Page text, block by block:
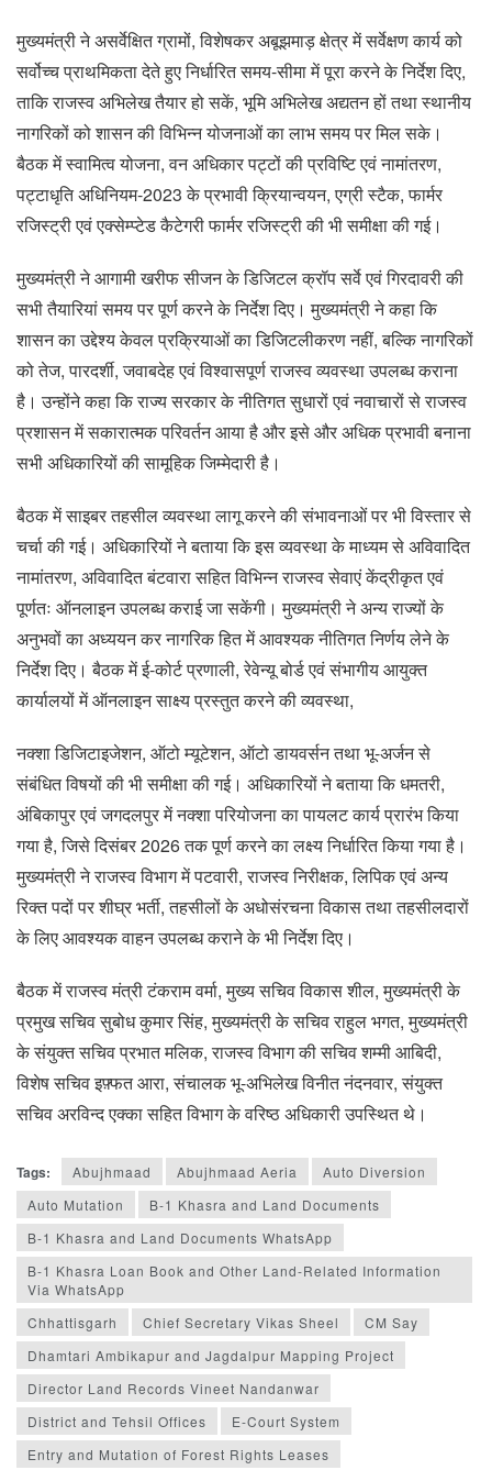
मुख्यमंत्री ने असर्वेक्षित ग्रामों, विशेषकर अबूझमाड़ क्षेत्र में सर्वेक्षण कार्य को
सर्वोच्च प्राथमिकता देते हुए निर्धारित समय-सीमा में पूरा करने के निर्देश दिए,
ताकि राजस्व अभिलेख तैयार हो सकें, भूमि अभिलेख अद्यतन हों तथा स्थानीय
नागरिकों को शासन की विभिन्न योजनाओं का लाभ समय पर मिल सके।
बैठक में स्वामित्व योजना, वन अधिकार पट्टों की प्रविष्टि एवं नामांतरण,
पट्टाधृति अधिनियम-2023 के प्रभावी क्रियान्वयन, एग्री स्टैक, फार्मर
रजिस्ट्री एवं एक्सेम्प्टेड कैटेगरी फार्मर रजिस्ट्री की भी समीक्षा की गई।
मुख्यमंत्री ने आगामी खरीफ सीजन के डिजिटल क्रॉप सर्वे एवं गिरदावरी की
सभी तैयारियां समय पर पूर्ण करने के निर्देश दिए। मुख्यमंत्री ने कहा कि
शासन का उद्देश्य केवल प्रक्रियाओं का डिजिटलीकरण नहीं, बल्कि नागरिकों
को तेज, पारदर्शी, जवाबदेह एवं विश्वासपूर्ण राजस्व व्यवस्था उपलब्ध कराना
है। उन्होंने कहा कि राज्य सरकार के नीतिगत सुधारों एवं नवाचारों से राजस्व
प्रशासन में सकारात्मक परिवर्तन आया है और इसे और अधिक प्रभावी बनाना
सभी अधिकारियों की सामूहिक जिम्मेदारी है।
बैठक में साइबर तहसील व्यवस्था लागू करने की संभावनाओं पर भी विस्तार से
चर्चा की गई। अधिकारियों ने बताया कि इस व्यवस्था के माध्यम से अविवादित
नामांतरण, अविवादित बंटवारा सहित विभिन्न राजस्व सेवाएं केंद्रीकृत एवं
पूर्णतः ऑनलाइन उपलब्ध कराई जा सकेंगी। मुख्यमंत्री ने अन्य राज्यों के
अनुभवों का अध्ययन कर नागरिक हित में आवश्यक नीतिगत निर्णय लेने के
निर्देश दिए। बैठक में ई-कोर्ट प्रणाली, रेवेन्यू बोर्ड एवं संभागीय आयुक्त
कार्यालयों में ऑनलाइन साक्ष्य प्रस्तुत करने की व्यवस्था,
नक्शा डिजिटाइजेशन, ऑटो म्यूटेशन, ऑटो डायवर्सन तथा भू-अर्जन से
संबंधित विषयों की भी समीक्षा की गई। अधिकारियों ने बताया कि धमतरी,
अंबिकापुर एवं जगदलपुर में नक्शा परियोजना का पायलट कार्य प्रारंभ किया
गया है, जिसे दिसंबर 2026 तक पूर्ण करने का लक्ष्य निर्धारित किया गया है।
मुख्यमंत्री ने राजस्व विभाग में पटवारी, राजस्व निरीक्षक, लिपिक एवं अन्य
रिक्त पदों पर शीघ्र भर्ती, तहसीलों के अधोसंरचना विकास तथा तहसीलदारों
के लिए आवश्यक वाहन उपलब्ध कराने के भी निर्देश दिए।
बैठक में राजस्व मंत्री टंकराम वर्मा, मुख्य सचिव विकास शील, मुख्यमंत्री के
प्रमुख सचिव सुबोध कुमार सिंह, मुख्यमंत्री के सचिव राहुल भगत, मुख्यमंत्री
के संयुक्त सचिव प्रभात मलिक, राजस्व विभाग की सचिव शम्मी आबिदी,
विशेष सचिव इफ़्फत आरा, संचालक भू-अभिलेख विनीत नंदनवार, संयुक्त
सचिव अरविन्द एक्का सहित विभाग के वरिष्ठ अधिकारी उपस्थित थे।
Tags: Abujhmaad Abujhmaad Aeria
Auto Diversion
Auto Mutation
B-1 Khasra and Land Documents
B-1 Khasra and Land Documents WhatsApp
B-1 Khasra Loan Book and Other Land-Related Information
Via WhatsApp
Chhattisgarh
Chief Secretary Vikas Sheel
CM Say
Dhamtari Ambikapur and Jagdalpur Mapping Project
Director Land Records Vineet Nandanwar
District and Tehsil Offices
E-Court System
Entry and Mutation of Forest Rights Leases